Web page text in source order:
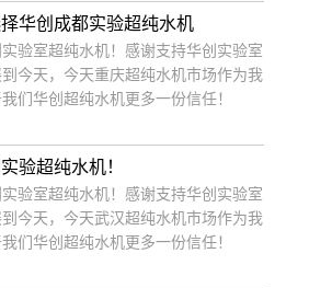
华创成都实验超纯水机
验室超纯水机！感谢支持华创实验室
今天，今天重庆超纯水机市场作为我
们华创超纯水机更多一份信任！
验超纯水机！
验室超纯水机！感谢支持华创实验室
今天，今天武汉超纯水机市场作为我
们华创超纯水机更多一份信任！